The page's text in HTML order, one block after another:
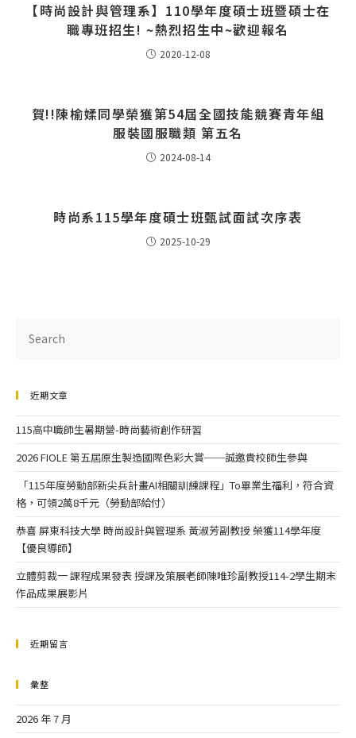
【時尚設計與管理系】110學年度碩士班暨碩士在
職專班招生! ~熱烈招生中~​歡迎報名
2020-12-08
賀!!陳榆媃同學榮獲第54屆全國技能競賽青年組
服裝國服職類 第五名
2024-08-14
時尚系115學年度碩士班甄試面試次序表
2025-10-29
近期文章
115高中職師生暑期營-時尚藝術創作研習
2026 FIOLE 第五屆原生製造國際色彩大賞──誠邀貴校師生參與
「115年度勞動部新尖兵計畫AI相關訓練課程」To畢業生福利，符合資
格，可領2萬8千元（勞動部給付）
恭喜 屏東科技大學 時尚設計與管理系 黃淑芳副教授 榮獲114學年度
【優良導師】
立體剪裁一 課程成果發表 授課及策展老師陳唯珍副教授114-2學生期末
作品成果展影片
近期留言
彙整
2026 年 7 月